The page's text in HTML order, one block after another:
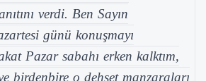
verdi. Ben Sayın
günü konuşmayı
Pazar sabahı erken kalktım,
birdenbire o dehşet manzaraları